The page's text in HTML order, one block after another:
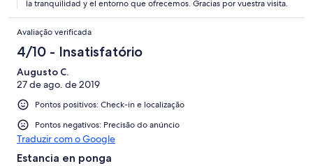
la tranquilidad y el entorno que ofrecemos. Gracias por vuestra visita.
Avaliação verificada
4/10 - Insatisfatório
Augusto C.
27 de ago. de 2019
Pontos positivos: Check-in e localização
Pontos negativos: Precisão do anúncio
Traduzir com o Google
Estancia en ponga